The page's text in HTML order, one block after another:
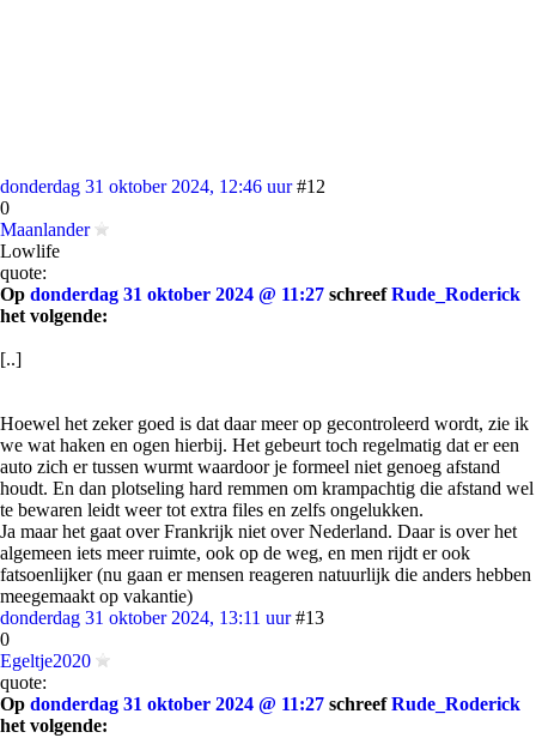
donderdag 31 oktober 2024, 12:46 uur #12
0
Maanlander
Lowlife
quote:
Op donderdag 31 oktober 2024 @ 11:27 schreefRude_Roderick
het volgende:
[..]
Hoewel het zeker goed is dat daar meer op gecontroleerd wordt, zie ik
we wat haken en ogen hierbij. Het gebeurt toch regelmatig dat er een
auto zich er tussen wurmt waardoor je formeel niet genoeg afstand
houdt. En dan plotseling hard remmen om krampachtig die afstand wel
te bewaren leidt weer tot extra files en zelfs ongelukken.
Ja maar het gaat over Frankrijk niet over Nederland. Daar is over het
algemeen iets meer ruimte, ook op de weg, en men rijdt er ook
fatsoenlijker (nu gaan er mensen reageren natuurlijk die anders hebben
meegemaakt op vakantie)
donderdag 31 oktober 2024, 13:11 uur #13
0
Egeltje2020
quote:
Op donderdag 31 oktober 2024 @ 11:27 schreefRude_Roderick
het volgende: